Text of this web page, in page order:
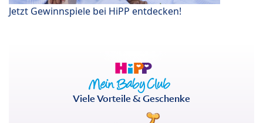
Jetzt Gewinnspiele bei HiPP entdecken!
Viele Vorteile & Geschenke